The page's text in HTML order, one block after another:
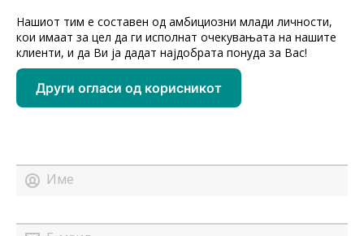
Нашиот тим е составен од амбициозни млади личности,
кои имаат за цел да ги исполнат очекувањата на нашите
клиенти, и да Ви ја дадат најдобрата понуда за Вас!
Други огласи од корисникот